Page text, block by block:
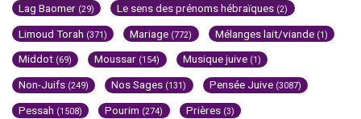
Lag Baomer (29) Le sens des prénoms hébraïques (2)
Limoud Torah (371) Mariage (772) Mélanges lait/viande (1)
Middot (69) Moussar (154) Musique juive (1)
Non-Juifs (249) Nos Sages (131) Pensée Juive (3087)
Pessah (1508) Pourim (274) Prières (3)